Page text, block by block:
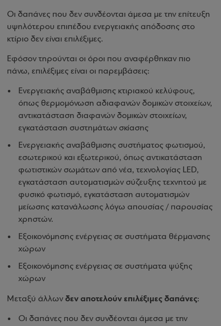
Οι δαπάνες που δεν συνδέονται άμεσα με την επίτευξη
υψηλότερου επιπέδου ενεργειακής απόδοσης στο
κτίριο δεν είναι επιλέξιμες.
Εφόσον τηρούνται οι όροι που αναφέρθηκαν πιο
πάνω, επιλέξιμες είναι οι παρεμβάσεις:
Ενεργειακής αναβάθμισης κτιριακού κελύφους,
όπως θερμομόνωση αδιαφανών δομικών στοιχείων,
αντικατάσταση διαφανών δομικών στοιχείων,
εγκατάσταση συστημάτων σκίασης
Ενεργειακής αναβάθμισης συστήματος φωτισμού,
εσωτερικού και εξωτερικού, όπως αντικατάσταση
φωτιστικών σωμάτων από νέα, τεχνολογίας LED,
εγκατάσταση αυτοματισμών σύζευξης τεχνητού με
φυσικό φωτισμό, εγκατάσταση αυτοματισμών
μείωσης κατανάλωσης λόγω απουσίας / παρουσίας
χρηστών.
Εξοικονόμησης ενέργειας σε συστήματα θέρμανσης
χώρων
Εξοικονόμησης ενέργειας σε συστήματα ψύξης
χώρων
Μεταξύ άλλων δεν αποτελούν επιλέξιμες δαπάνες:
Οι δαπάνες που δεν συνδέονται άμεσα με την